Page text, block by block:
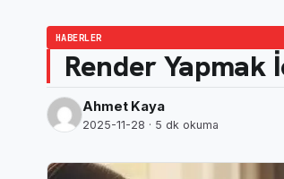
HABERLER
Render
Ahmet Kaya
2025-11-28 · 5 dk okuma